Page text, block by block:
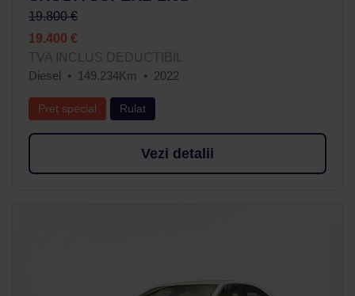
19.800 €
19.400 €
TVA INCLUS DEDUCTIBIL
Diesel
149.234Km 2022
Preț special Rulat
Vezi detalii